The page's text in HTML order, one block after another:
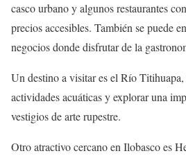
casco urbano y algunos restaurantes
precios accesibles. También se puede
negocios donde disfrutar de la
Un destino a visitar es el Río
actividades acuáticas y explorar una
vestigios de arte rupestre.
Otro atractivo cercano en Ilobasco es